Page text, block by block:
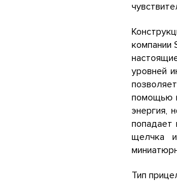
компании
уровней
помощью
энергия,
попадает
щелчка
Тип